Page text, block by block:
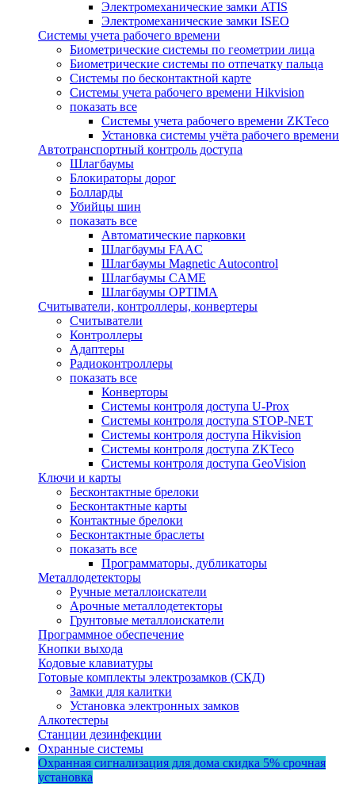
Электромеханические замки ATIS
Электромеханические замки ISEO
Системы учета рабочего времени
Биометрические системы по геометрии лица
Биометрические системы по отпечатку пальца
Системы по бесконтактной карте
Системы учета рабочего времени Hikvision
показать все
Системы учета рабочего времени ZKTeco
Установка системы учёта рабочего времени
Автотранспортный контроль доступа
Шлагбаумы
Блокираторы дорог
Болларды
Убийцы шин
показать все
Автоматические парковки
Шлагбаумы FAAC
Шлагбаумы Magnetic Autocontrol
Шлагбаумы CAME
Шлагбаумы OPTIMA
Считыватели, контроллеры, конвертеры
Считыватели
Контроллеры
Адаптеры
Радиоконтроллеры
показать все
Конверторы
Системы контроля доступа U-Prox
Системы контроля доступа STOP-NET
Системы контроля доступа Hikvision
Системы контроля доступа ZKTeco
Системы контроля доступа GeoVision
Ключи и карты
Бесконтактные брелоки
Бесконтактные карты
Контактные брелоки
Бесконтактные браслеты
показать все
Программаторы, дубликаторы
Металлодетекторы
Ручные металлоискатели
Арочные металлодетекторы
Грунтовые металлоискатели
Программное обеспечение
Кнопки выхода
Кодовые клавиатуры
Готовые комплекты электрозамков (СКД)
Замки для калитки
Установка электронных замков
Алкотестеры
Станции дезинфекции
Охранные системы
Охранная сигнализация для дома скидка 5% срочная
установка